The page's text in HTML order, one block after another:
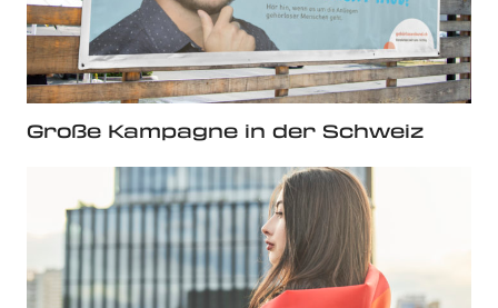
Große Kampagne in der Schweiz